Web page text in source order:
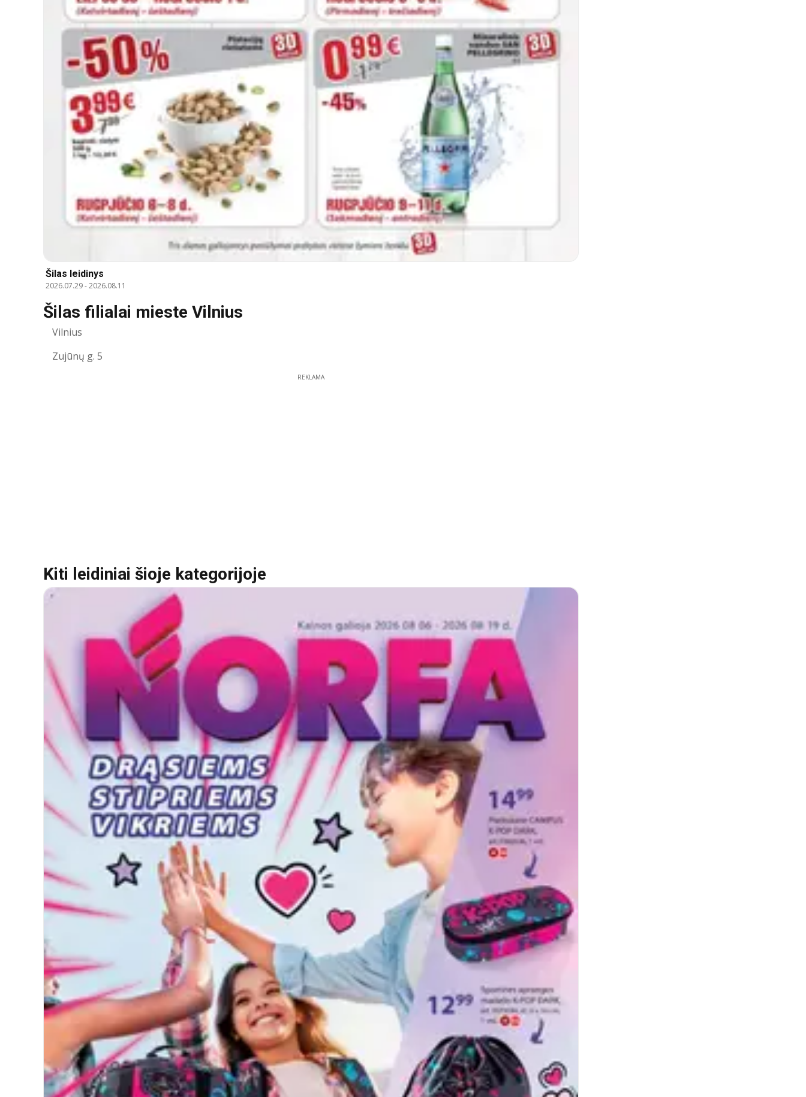
Šilas leidinys
2026.07.29-2026.08.11
Šilas filialai mieste Vilnius
Vilnius
Zujūnų g. 5
REKLAMA
Kiti leidiniai šioje kategorijoje